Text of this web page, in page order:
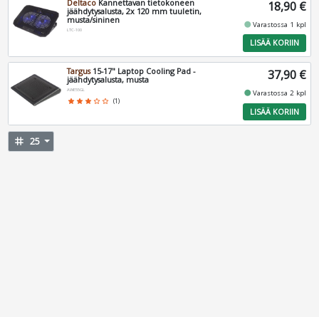
Deltaco Kannettavan tietokoneen
jäähdytysalusta, 2x 120 mm tuuletin,
musta/sininen
LTC-100
18,90 €
fiber_manual_recordVarastossa 1 kpl
LISÄÄ KORIIN
Targus15-17" Laptop Cooling Pad -
jäähdytysalusta, musta
AWE55GL
star star star star_border star_border (1)
37,90 €
fiber_manual_recordVarastossa 2 kpl
LISÄÄ KORIIN
tag 25